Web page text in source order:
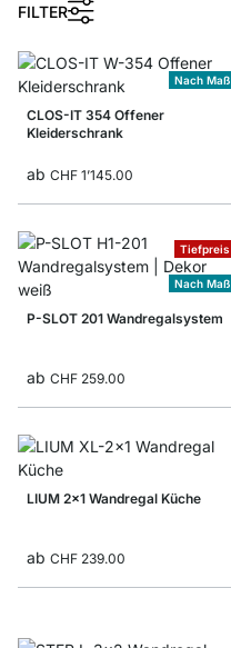
FILTER
Nach Maß
CLOS-IT 354 Offener
Kleiderschrank
ab CHF 1’145.00
Tiefpreis
Nach Maß
P-SLOT 201 Wandregalsystem
ab CHF 259.00
LIUM 2x1 Wandregal Küche
ab CHF 239.00